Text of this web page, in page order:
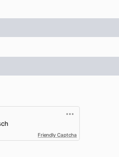
Friendly Captcha